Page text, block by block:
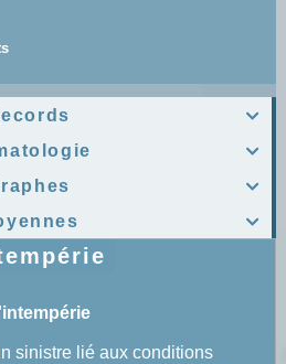




sinistre lié aux conditions